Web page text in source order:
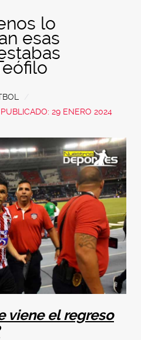
lo
esas
PUBLICADO: 29 ENERO 2024
viene el regreso